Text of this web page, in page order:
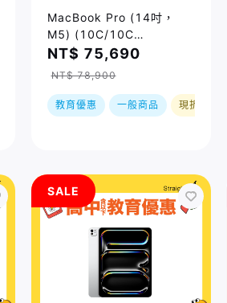
教育優惠 現折
MacBook Pro (14吋，
M5) (10C/10C
GPU/32GB/1TB) / 兩色｜
預購，到貨後依訂單順序出
NT$ 75,690
NT$ 78,900
教育優惠 一般商品 現折
SALE